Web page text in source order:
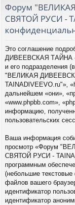
Форум
СВЯТОЙ РУСИ -
Это соглашение
ДИВЕЕВСКАЯ ТАЙНА -
и его подразделения
"ВЕЛИКАЯ
TAINADIVEEVO.ru"»,
дальнейшем «они»,
«www.phpbb.com»,
информацию,
пользовательских
Ваша информация
просмотр «Форум
СВЯТОЙ РУСИ -
программным
(небольшие
файлов вашего
идентификатор
идентификатор